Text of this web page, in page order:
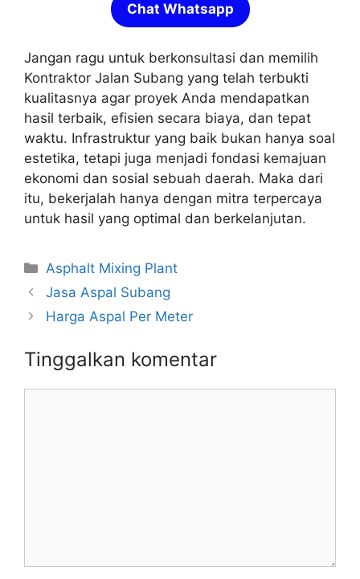
Chat Whatsapp
Jangan ragu untuk berkonsultasi dan memilih
Kontraktor Jalan Subang yang telah terbukti
kualitasnya agar proyek Anda mendapatkan
hasil terbaik, efisien secara biaya, dan tepat
waktu. Infrastruktur yang baik bukan hanya soal
estetika, tetapi juga menjadi fondasi kemajuan
ekonomi dan sosial sebuah daerah. Maka dari
itu, bekerjalah hanya dengan mitra terpercaya
untuk hasil yang optimal dan berkelanjutan.
Kategori
Asphalt Mixing Plant
Jasa Aspal Subang
Harga Aspal Per Meter
Tinggalkan komentar